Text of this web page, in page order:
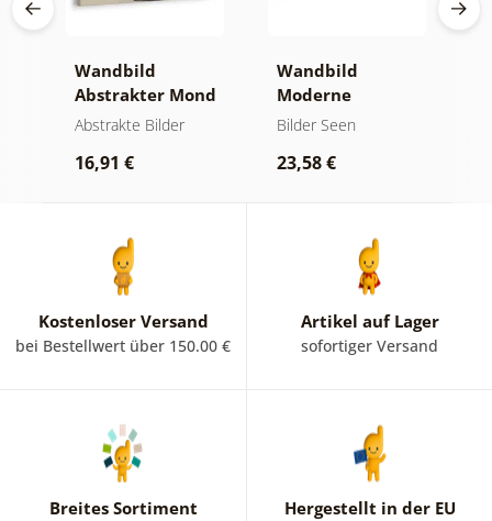
Wandbild
Abstrakter Mond
am Wasser
Abstrakte Bilder
16,91 €
Wandbild
Moderne
Abstraktion mit
Bilder Seen
23,58 €
Kostenloser Versand
bei Bestellwert über 150.00 €
Artikel auf Lager
sofortiger Versand
Breites Sortiment Hergestellt in der EU